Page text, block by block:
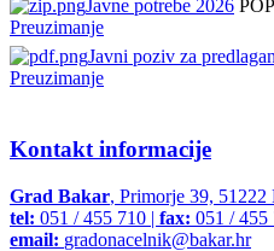
Javne potrebe 2026
Preuzimanje
Javni poziv za
Preuzimanje
Kontakt informacije
Grad Bakar, Primorje 39, 51222
tel: 051 / 455 710 | fax: 051 / 455
email: gradonacelnik@bakar.hr